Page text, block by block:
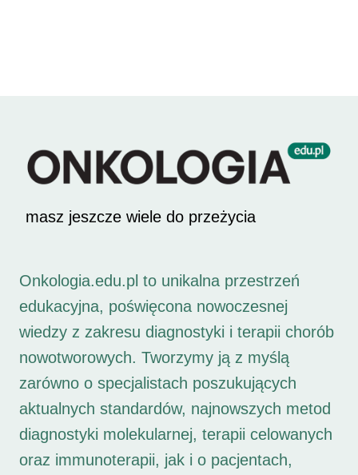
masz jeszcze wiele do przeżycia
Onkologia.edu.pl to unikalna przestrzeń
edukacyjna, poświęcona nowoczesnej
wiedzy z zakresu diagnostyki i terapii chorób
nowotworowych. Tworzymy ją z myślą
zarówno o specjalistach poszukujących
aktualnych standardów, najnowszych metod
diagnostyki molekularnej, terapii celowanych
oraz immunoterapii, jak i o pacjentach,